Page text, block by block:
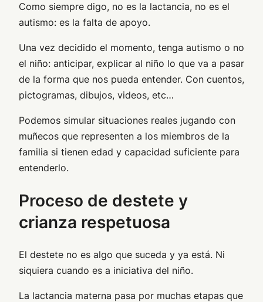
Como siempre digo, no es la lactancia, no es el
autismo: es la falta de apoyo.
Una vez decidido el momento, tenga autismo o no
el niño: anticipar, explicar al niño lo que va a pasar
de la forma que nos pueda entender. Con cuentos,
pictogramas, dibujos, videos, etc…
Podemos simular situaciones reales jugando con
muñecos que representen a los miembros de la
familia si tienen edad y capacidad suficiente para
entenderlo.
Proceso de destete y
crianza respetuosa
El destete no es algo que suceda y ya está. Ni
siquiera cuando es a iniciativa del niño.
La lactancia materna pasa por muchas etapas que